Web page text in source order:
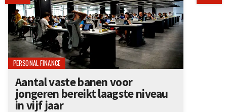
PERSONAL FINANCE
Aantal vaste banen voor
jongeren bereikt laagste niveau
in vijf jaar